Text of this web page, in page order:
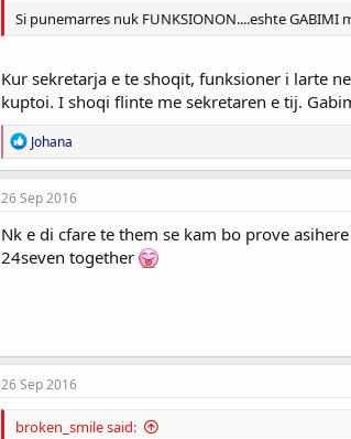
s
Si punemarres nuk FUNKSIONON....eshte GABIMI
Kur sekretarja e te shoqit, funksioner i larte
kuptoi. I shoqi flinte me sekretaren e tij.
R
e
a
c
i
o
n
Johana
26 Sep 2016
Nk e di cfare te them se kam bo prove
24seven together
26 Sep 2016
broken_smile said: